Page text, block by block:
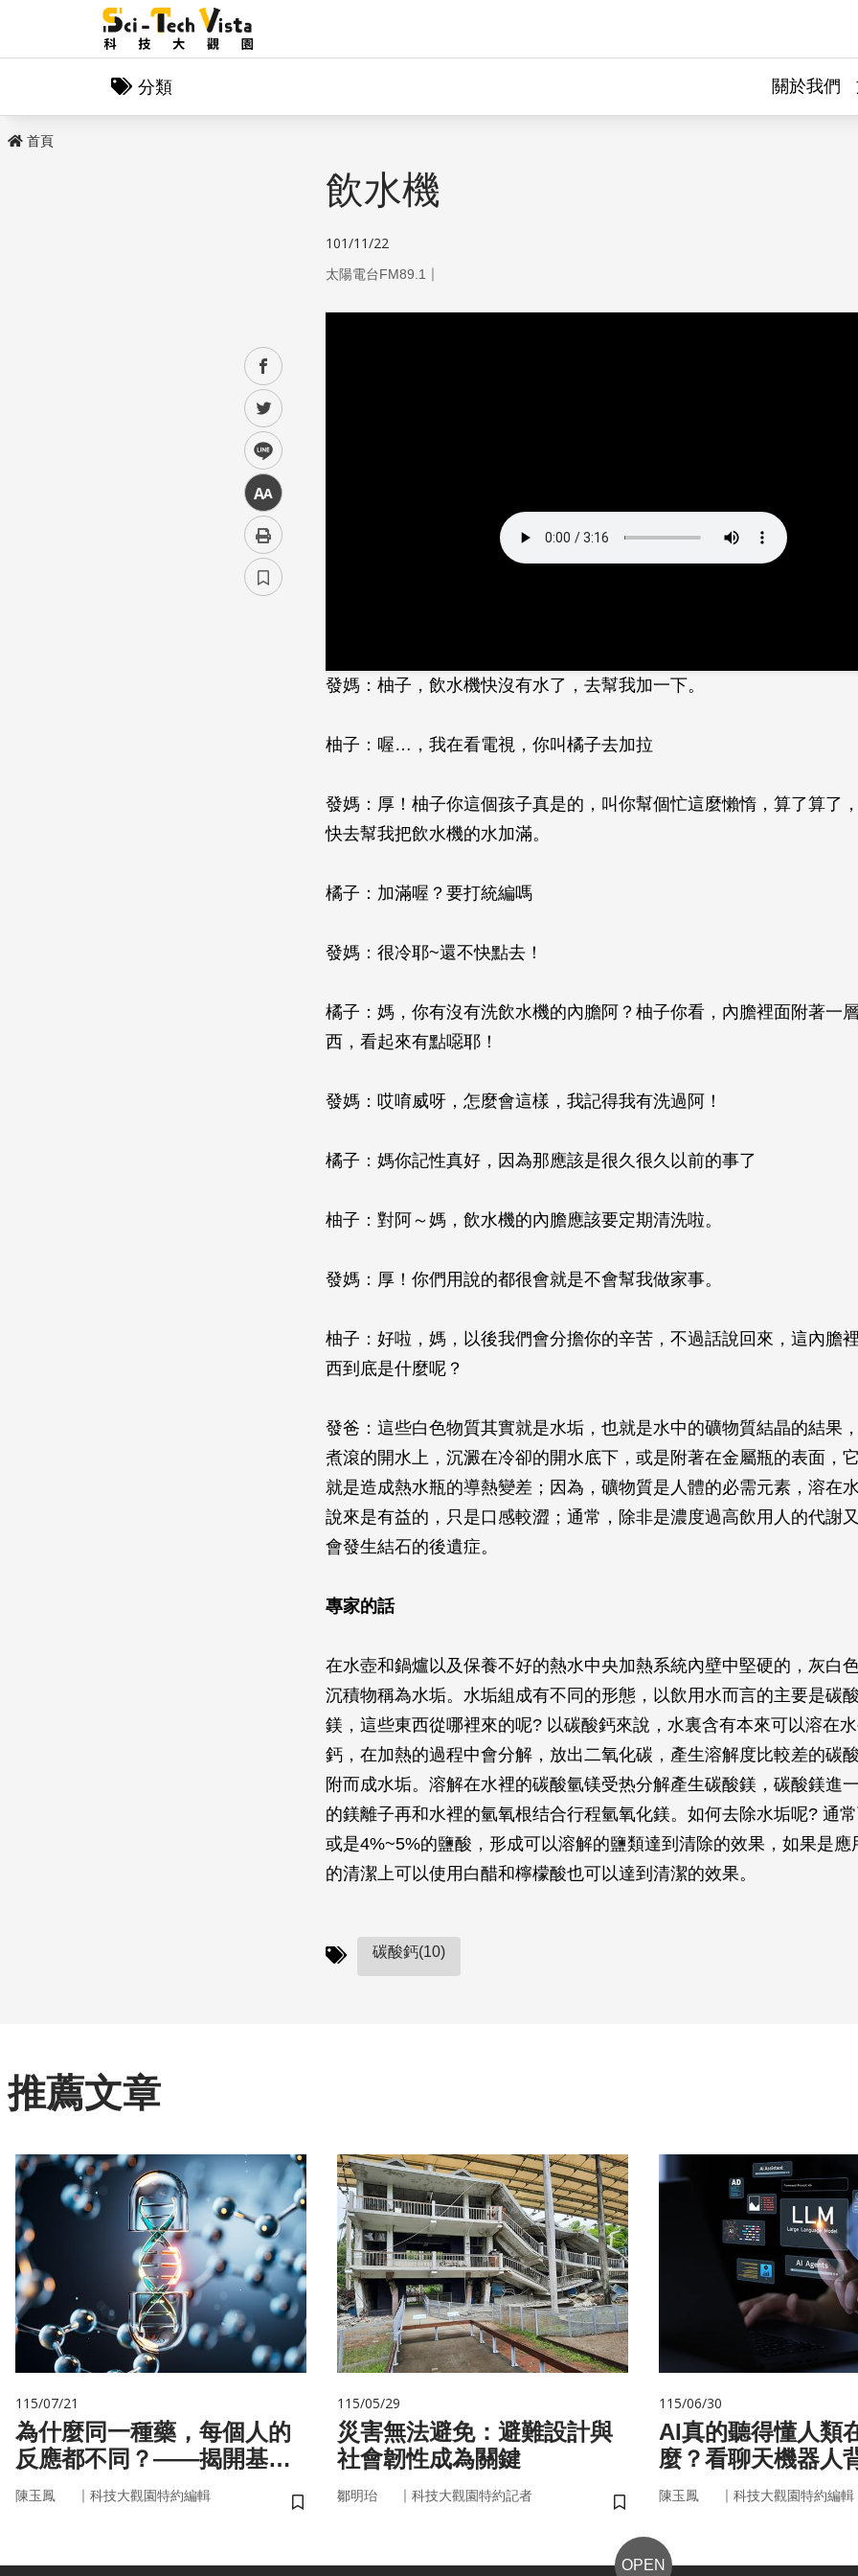
分類 關於我們
首頁
facebook
twitter
line
中
飲水機
101/11/22
太陽電台FM89.1 ｜
發媽：柚子，飲水機快沒有水了，去幫我加一下。
柚子：喔…，我在看電視，你叫橘子去加拉
發媽：厚！柚子你這個孩子真是的，叫你幫個忙這麼懶惰，算了算了
快去幫我把飲水機的水加滿。
橘子：加滿喔？要打統編嗎
發媽：很冷耶~還不快點去！
橘子：媽，你有沒有洗飲水機的內膽阿？柚子你看，內膽裡面附著一
西，看起來有點噁耶！
發媽：哎唷威呀，怎麼會這樣，我記得我有洗過阿！
橘子：媽你記性真好，因為那應該是很久很久以前的事了
柚子：對阿～媽，飲水機的內膽應該要定期清洗啦。
發媽：厚！你們用說的都很會就是不會幫我做家事。
柚子：好啦，媽，以後我們會分擔你的辛苦，不過話說回來，這內膽
西到底是什麼呢？
發爸：這些白色物質其實就是水垢，也就是水中的礦物質結晶的結果
煮滾的開水上，沉澱在冷卻的開水底下，或是附著在金屬瓶的表面，
就是造成熱水瓶的導熱變差；因為，礦物質是人體的必需元素，溶在
說來是有益的，只是口感較澀；通常，除非是濃度過高飲用人的代謝
會發生結石的後遺症。
專家的話
在水壺和鍋爐以及保養不好的熱水中央加熱系統內壁中堅硬的，灰白
沉積物稱為水垢。水垢組成有不同的形態，以飲用水而言的主要是碳
鎂，這些東西從哪裡來的呢? 以碳酸鈣來說，水裏含有本來可以溶在
鈣，在加熱的過程中會分解，放出二氧化碳，產生溶解度比較差的碳
附而成水垢。溶解在水裡的碳酸氫镁受热分解產生碳酸鎂，碳酸鎂進
的鎂離子再和水裡的氫氧根结合行程氫氧化鎂。如何去除水垢呢? 通
或是4%~5%的鹽酸，形成可以溶解的鹽類達到清除的效果，如果是應
的清潔上可以使用白醋和檸檬酸也可以達到清潔的效果。
碳酸鈣(10)
推薦文章
115/07/21
為什麼同一種藥，每個人的
反應都不同？——揭開基因
的用藥密碼
陳玉鳳 ｜ 科技大觀園特約編輯
儲存書籤
115/05/29
災害無法避免：避難設計與
社會韌性成為關鍵
鄒明珆 ｜ 科技大觀園特約記者
儲存書籤
115/06/30
AI真的聽得懂人類
麼？看聊天機器人
言科技
陳玉鳳 ｜ 科技大觀園特約編輯
OPEN